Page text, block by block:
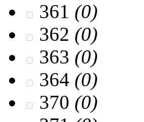
361 (0)
362 (0)
363 (0)
364 (0)
370 (0)